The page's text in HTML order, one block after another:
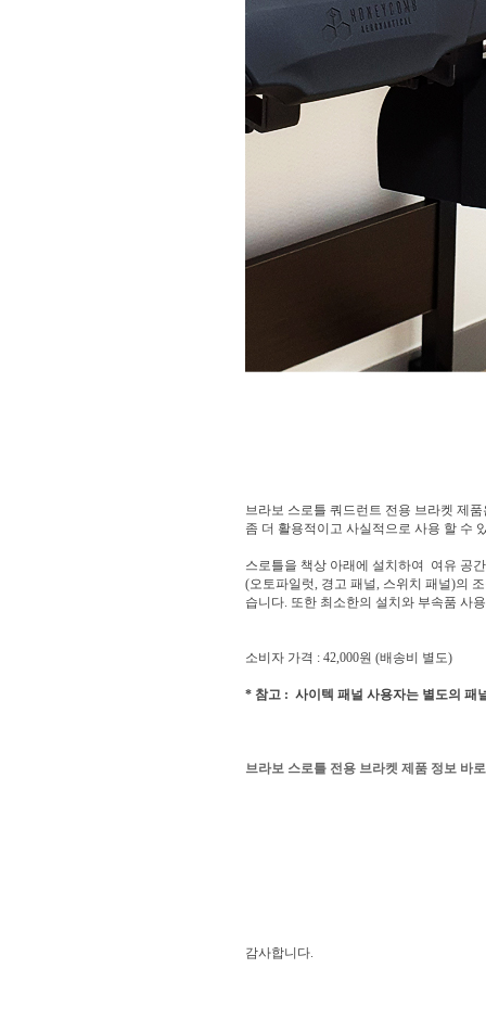
브라보 스로틀 쿼드런트 전용 브라켓 제
좀 더 활용적이고 사실적으로 사용 할 수
스로틀을 책상 아래에 설치하여 여유 공
(오토파일럿, 경고 패널, 스위치 패널)의
습니다. 또한 최소한의 설치와 부속품 사
소비자 가격 : 42,000원 (배송비 별도)
* 참고 : 사이텍 패널 사용자는 별도의 패
브라보 스로틀 전용 브라켓 제품 정보 바
감사합니다.